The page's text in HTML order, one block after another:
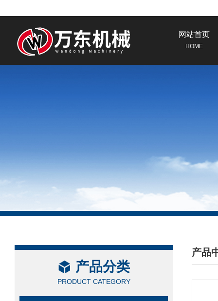
网站首页
HOME
产品分类
PRODUCT CATEGORY
产品
/